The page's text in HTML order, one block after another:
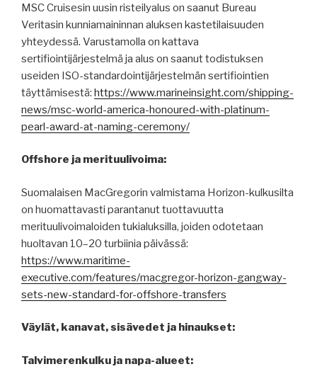
MSC Cruisesin uusin risteilyalus on saanut Bureau
Veritasin kunniamaininnan aluksen kastetilaisuuden
yhteydessä. Varustamolla on kattava
sertifiointijärjestelmä ja alus on saanut todistuksen
useiden ISO-standardointijärjestelmän sertifiointien
täyttämisestä: https://www.marineinsight.com/shipping-
news/msc-world-america-honoured-with-platinum-
pearl-award-at-naming-ceremony/
Offshore ja merituulivoima:
Suomalaisen MacGregorin valmistama Horizon-kulkusilta
on huomattavasti parantanut tuottavuutta
merituulivoimaloiden tukialuksilla, joiden odotetaan
huoltavan 10–20 turbiinia päivässä:
https://www.maritime-
executive.com/features/macgregor-horizon-gangway-
sets-new-standard-for-offshore-transfers
Väylät, kanavat, sisävedet ja hinaukset:
Talvimerenkulku ja napa-alueet: